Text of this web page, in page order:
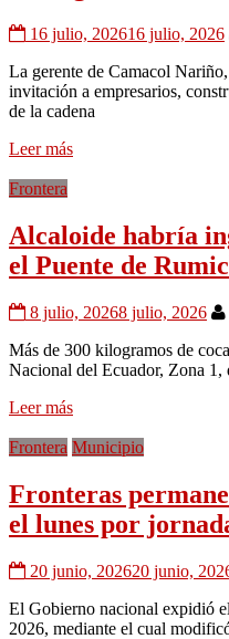
16 julio, 202616 julio, 2026
La gerente de Camacol
invitación a empresarios,
de la cadena
Leer más
Frontera
Alcaloide habría
el Puente de
8 julio, 20268 julio, 2026
Más de 300 kilogramos de
Nacional del Ecuador, Zona 1,
Leer más
Frontera Municipio
Fronteras
el lunes por
20 junio, 202620 junio,
El Gobierno nacional expidió
2026, mediante el cual